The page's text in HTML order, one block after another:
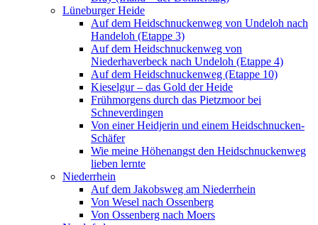
Lüneburger Heide
Auf dem Heidschnuckenweg von Undeloh nach
Handeloh (Etappe 3)
Auf dem Heidschnuckenweg von
Niederhaverbeck nach Undeloh (Etappe 4)
Auf dem Heidschnuckenweg (Etappe 10)
Kieselgur – das Gold der Heide
Frühmorgens durch das Pietzmoor bei
Schneverdingen
Von einer Heidjerin und einem Heidschnucken-
Schäfer
Wie meine Höhenangst den Heidschnuckenweg
lieben lernte
Niederrhein
Auf dem Jakobsweg am Niederrhein
Von Wesel nach Ossenberg
Von Ossenberg nach Moers